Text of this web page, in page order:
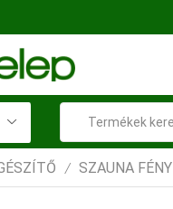
/ SZAUNA FÉNY